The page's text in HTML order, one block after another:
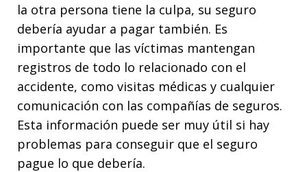
la otra persona tiene la culpa, su seguro
debería ayudar a pagar también. Es
importante que las víctimas mantengan
registros de todo lo relacionado con el
accidente, como visitas médicas y cualquier
comunicación con las compañías de seguros.
Esta información puede ser muy útil si hay
problemas para conseguir que el seguro
pague lo que debería.